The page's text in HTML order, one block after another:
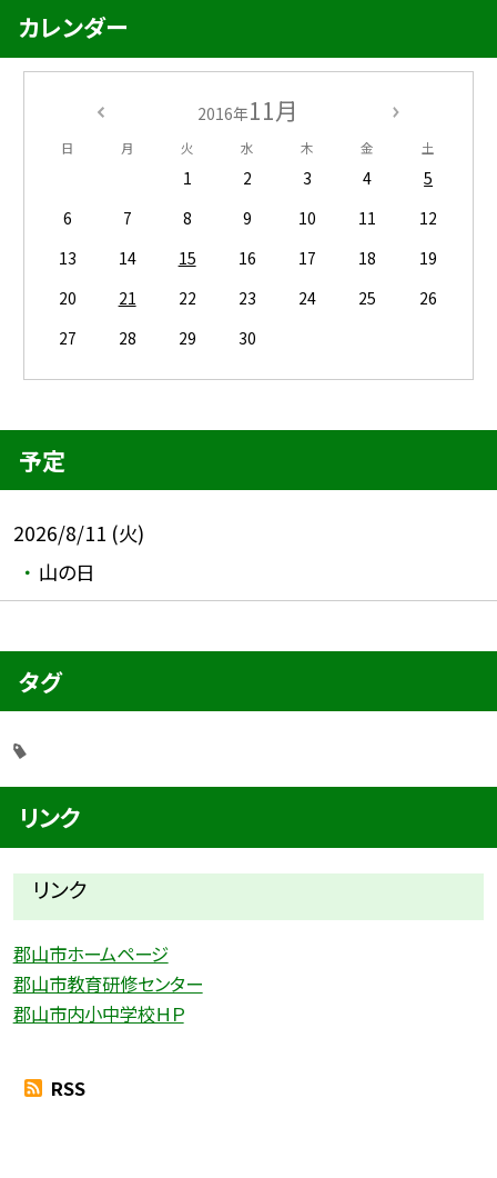
カレンダー
2016年11月
日 月 火 水 木 金 土
1 2 3 4
5
6
7 8 9 10 11
12
13
14 15 16 17 18
19
20
21 22 23 24 25
26
27
28 29 30
予定
2026/8/11 (火)
山の日
タグ
リンク
リンク
郡山市ホームページ
郡山市教育研修センター
郡山市内小中学校ＨＰ
RSS